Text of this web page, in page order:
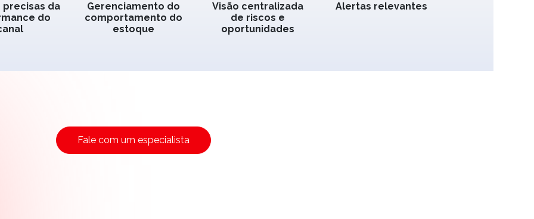
precisas da
do
Gerenciamento do
comportamento do
estoque
Visão centralizada
de riscos e
oportunidades
Alertas relevantes
Fale com um especialista